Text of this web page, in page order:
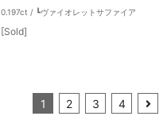
0.197ct / ┗ヴァイオレットサファイア
[Sold]
1 2 3 4